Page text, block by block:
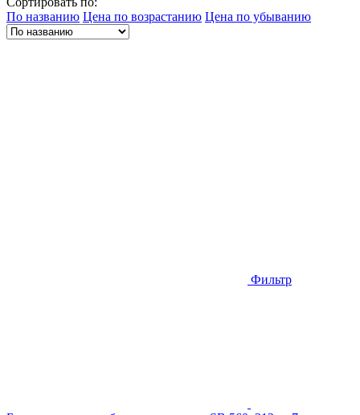
По названию Цена по возрастанию Цена по убыванию
Фильтр